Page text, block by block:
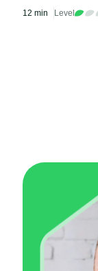
12 min Level